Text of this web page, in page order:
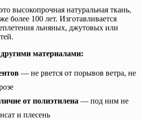
высокопрочная натуральная ткань,
более 100 лет. Изготавливается
льняных, джутовых или
материалами:
— не рвется от порывов ветра, не
от полиэтилена — под ним не
и плесень